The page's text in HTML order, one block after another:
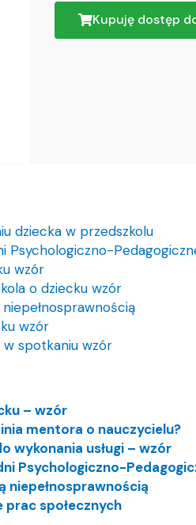
Kupuję dostęp
dziecka w przedszkolu
Psychologiczno-
wzór
o dziecku wzór
wzór
w spotkaniu wzór
– wzór
mentora o nauczycielu?
wykonania usługi – wzór
Psychologiczno-
niepełnosprawnością
społecznych